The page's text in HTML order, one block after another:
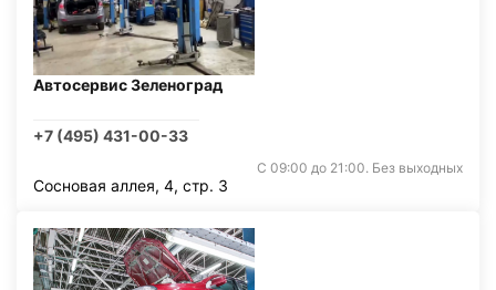
Автосервис Зеленоград
+7 (495) 431-00-33
С 09:00 до 21:00. Без выходных
Сосновая аллея, 4, стр. 3